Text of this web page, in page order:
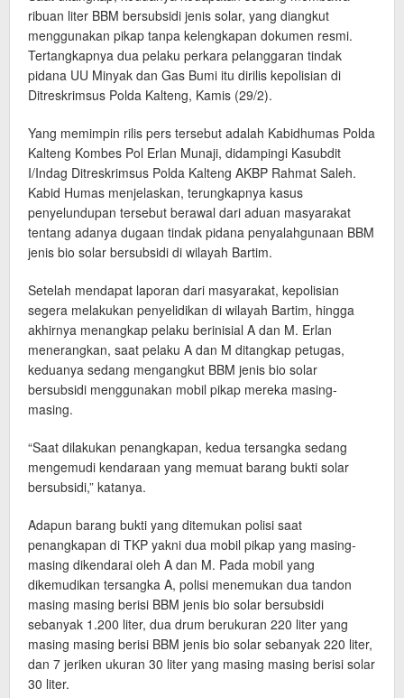
ribuan liter BBM bersubsidi jenis solar, yang diangkut
menggunakan pikap tanpa kelengkapan dokumen resmi.
Tertangkapnya dua pelaku perkara pelanggaran tindak
pidana UU Minyak dan Gas Bumi itu dirilis kepolisian di
Ditreskrimsus Polda Kalteng, Kamis (29/2).
Yang memimpin rilis pers tersebut adalah Kabidhumas Polda
Kalteng Kombes Pol Erlan Munaji, didampingi Kasubdit
I/Indag Ditreskrimsus Polda Kalteng AKBP Rahmat Saleh.
Kabid Humas menjelaskan, terungkapnya kasus
penyelundupan tersebut berawal dari aduan masyarakat
tentang adanya dugaan tindak pidana penyalahgunaan BBM
jenis bio solar bersubsidi di wilayah Bartim.
Setelah mendapat laporan dari masyarakat, kepolisian
segera melakukan penyelidikan di wilayah Bartim, hingga
akhirnya menangkap pelaku berinisial A dan M. Erlan
menerangkan, saat pelaku A dan M ditangkap petugas,
keduanya sedang mengangkut BBM jenis bio solar
bersubsidi menggunakan mobil pikap mereka masing-
masing.
“Saat dilakukan penangkapan, kedua tersangka sedang
mengemudi kendaraan yang memuat barang bukti solar
bersubsidi,” katanya.
Adapun barang bukti yang ditemukan polisi saat
penangkapan di TKP yakni dua mobil pikap yang masing-
masing dikendarai oleh A dan M. Pada mobil yang
dikemudikan tersangka A, polisi menemukan dua tandon
masing masing berisi BBM jenis bio solar bersubsidi
sebanyak 1.200 liter, dua drum berukuran 220 liter yang
masing masing berisi BBM jenis bio solar sebanyak 220 liter,
dan 7 jeriken ukuran 30 liter yang masing masing berisi solar
30 liter.